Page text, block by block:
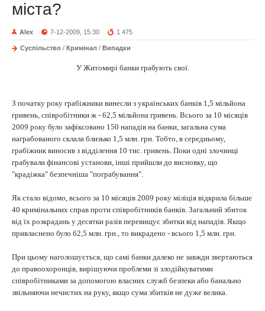
міста?
Alex 7-12-2009, 15:30 1 475
Суспільство / Кримінал / Випадки
У Житомирі банки грабують свої.
З початку року грабіжники винесли з українських банків 1,5 мільйона
гривень, співробітники ж - 62,5 мільйона гривень. Всього за 10 місяців
2009 року було зафіксовано 150 нападів на банки, загальна сума
награбованого склала близько 1,5 млн. грн. Тобто, в середньому,
грабіжник виносив з відділення 10 тис. гривень. Поки одні злочинці
грабували фінансові установи, інші прийшли до висновку, що
"крадіжка" безпечніша "пограбування".
Як стало відомо, всього за 10 місяців 2009 року міліція відкрила більше
40 кримінальних справ проти співробітників банків. Загальний збиток
від їх розкрадань у десятки разів перевищує збитки від нападів. Якщо
привласнено було 62,5 млн. грн., то викрадено - всього 1,5 млн. грн.
При цьому наголошується, що самі банки далеко не завжди звертаються
до правоохоронців, вирішуючи проблеми зі злодійкуватими
співробітниками за допомогою власних служб безпеки або банально
звільняючи нечистих на руку, якщо сума збитків не дуже велика.